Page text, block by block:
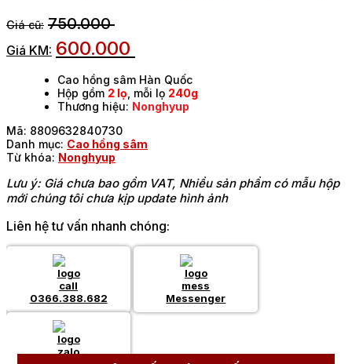
750.000
600.000
Cao hồng sâm Hàn Quốc
Hộp gồm 2 lọ , mỗi lọ 240g
Thương hiệu: Nonghyup
Mã: 8809632840730
Danh mục: Cao hồng sâm
Từ khóa: Nonghyup
Lưu ý: Giá chưa bao gồm VAT, Nhiều sản phẩm có mẫu hộp
mới chúng tôi chưa kịp update hình ảnh
Liên hệ tư vấn nhanh chóng:
0366.388.682 Messenger